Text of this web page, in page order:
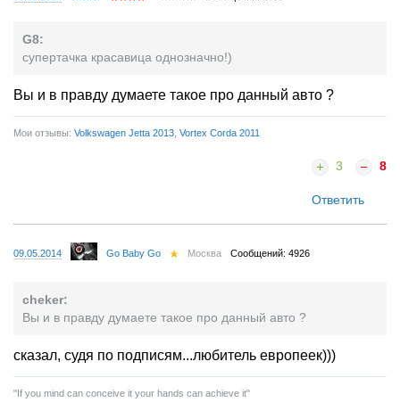
G8:
супертачка красавица однозначно!)
Вы и в правду думаете такое про данный авто ?
Мои отзывы: Volkswagen Jetta 2013 Vortex Corda 2011
3 8
Ответить
09.05.2014 Go Baby Go Москва Сообщений: 4926
cheker:
Вы и в правду думаете такое про данный авто ?
сказал, судя по подписям...любитель европеек)))
"If you mind can conceive it your hands can achieve it"